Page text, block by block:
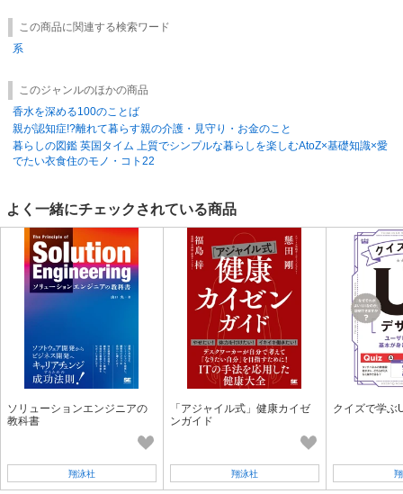
この商品に関連する検索ワード
系
このジャンルのほかの商品
香水を深める100のことば
親が認知症!?離れて暮らす親の介護・見守り・お金のこと
暮らしの図鑑 英国タイム 上質でシンプルな暮らしを楽しむAtoZ×基礎知識×愛
でたい衣食住のモノ・コト22
よく一緒にチェックされている商品
ソリューションエンジニアの
教科書
翔泳社
「アジャイル式」健康カイゼ
ンガイド
翔泳社
クイズで学ぶ